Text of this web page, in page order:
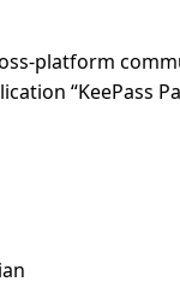
platform
“KeePass